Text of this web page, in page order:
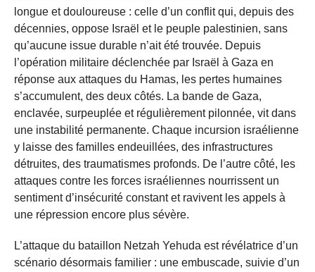
longue et douloureuse : celle d’un conflit qui, depuis des
décennies, oppose Israël et le peuple palestinien, sans
qu’aucune issue durable n’ait été trouvée. Depuis
l’opération militaire déclenchée par Israël à Gaza en
réponse aux attaques du Hamas, les pertes humaines
s’accumulent, des deux côtés. La bande de Gaza,
enclavée, surpeuplée et régulièrement pilonnée, vit dans
une instabilité permanente. Chaque incursion israélienne
y laisse des familles endeuillées, des infrastructures
détruites, des traumatismes profonds. De l’autre côté, les
attaques contre les forces israéliennes nourrissent un
sentiment d’insécurité constant et ravivent les appels à
une répression encore plus sévère.
L’attaque du bataillon Netzah Yehuda est révélatrice d’un
scénario désormais familier : une embuscade, suivie d’un